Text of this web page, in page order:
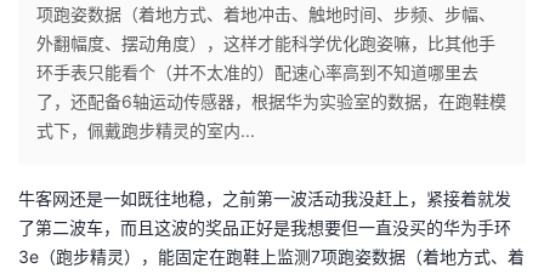
个
人
主
页
我
的
开
发
项跑姿数据（着地方式、着地冲击、触地时间、步频、步幅、
外翻幅度、摆动角度），这样才能科学优化跑姿嘛，比其他手
环手表只能看个（并不太准的）配速心率高到不知道哪里去
了，还配备6轴运动传感器，根据华为实验室的数据，在跑鞋模
式下，佩戴跑步精灵的室内...
牛客网还是一如既往地稳，之前第一波活动我没赶上，紧接着就发
了第二波车，而且这波的奖品正好是我想要但一直没买的华为手环
3e（跑步精灵），能固定在跑鞋上监测7项跑姿数据（着地方式、着